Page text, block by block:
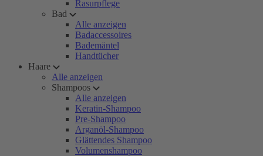
Rasurpflege
Bad
Alle anzeigen
Badaccessoires
Bademäntel
Handtücher
Haare
Alle anzeigen
Shampoos
Alle anzeigen
Keratin-Shampoo
Pre-Shampoo
Arganöl-Shampoo
Glättendes Shampoo
Volumenshampoo